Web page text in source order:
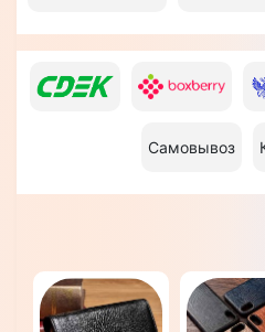
Самовывоз